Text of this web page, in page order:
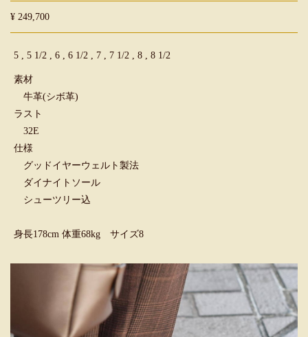
¥ 249,700
5 , 5 1/2 , 6 , 6 1/2 , 7 , 7 1/2 , 8 , 8 1/2
素材
牛革(シボ革)
ラスト
32E
仕様
グッドイヤーウェルト製法
ダイナイトソール
シューツリー込
身長178cm 体重68kg サイズ8